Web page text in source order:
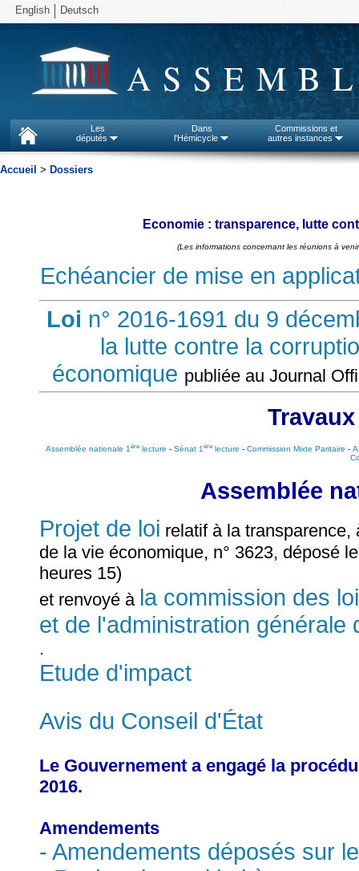
English Deutsch
Les
députés
Dans
l'Hémicycle
Commissions et
autres instances
Accueil > Dossiers
Economie : transparence, lutte
(Les informations concernant les réunions à
Echéancier de mise en
Loi n° 2016-1691 du 9
la lutte contre la
économique publiée au Journal
Assemblée nationale 1ère lecture -Sénat 1ère lecture -Commission Mixte Paritaire -
Assemblée
Projet de loi relatif à la
de la vie économique, n° 3623, déposé
heures 15)
et renvoyé à la commission des
et de l'administration générale
.
Etude d'impact
Avis du Conseil d'État
Le Gouvernement a engagé la
2016.
Amendements
- Amendements déposés sur